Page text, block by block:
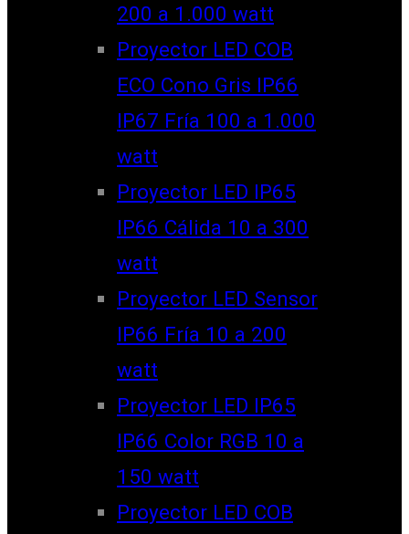
200 a 1.000 watt
Proyector LED COB
ECO Cono Gris IP66
IP67 Fría 100 a 1.000
watt
Proyector LED IP65
IP66 Cálida 10 a 300
watt
Proyector LED Sensor
IP66 Fría 10 a 200
watt
Proyector LED IP65
IP66 Color RGB 10 a
150 watt
Proyector LED COB